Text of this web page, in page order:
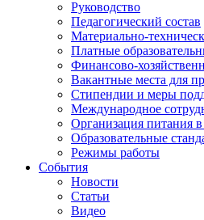
Руководство
Педагогический состав
Материально-
Платные
Финансово-
Вакантные места для
Стипендии и меры
Международное
Организация питания
Образовательные
Режимы работы
События
Новости
Статьи
Видео